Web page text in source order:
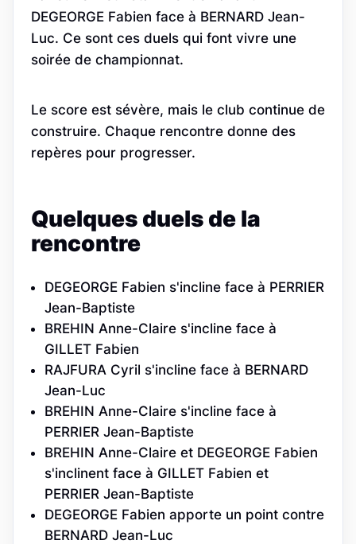
DEGEORGE Fabien face à BERNARD Jean-
Luc. Ce sont ces duels qui font vivre une
soirée de championnat.
Le score est sévère, mais le club continue de
construire. Chaque rencontre donne des
repères pour progresser.
Quelques duels de la
rencontre
DEGEORGE Fabien s'incline face à PERRIER
Jean-Baptiste
BREHIN Anne-Claire s'incline face à
GILLET Fabien
RAJFURA Cyril s'incline face à BERNARD
Jean-Luc
BREHIN Anne-Claire s'incline face à
PERRIER Jean-Baptiste
BREHIN Anne-Claire et DEGEORGE Fabien
s'inclinent face à GILLET Fabien et
PERRIER Jean-Baptiste
DEGEORGE Fabien apporte un point contre
BERNARD Jean-Luc